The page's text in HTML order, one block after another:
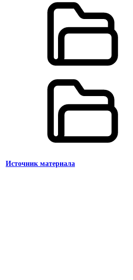
Источник материала